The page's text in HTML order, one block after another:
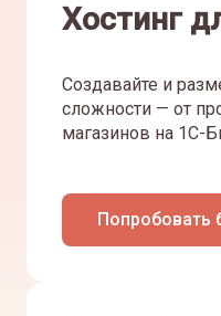
Хостинг
Создавайте и
сложности — от
магазинов на 1С-
Попробовать